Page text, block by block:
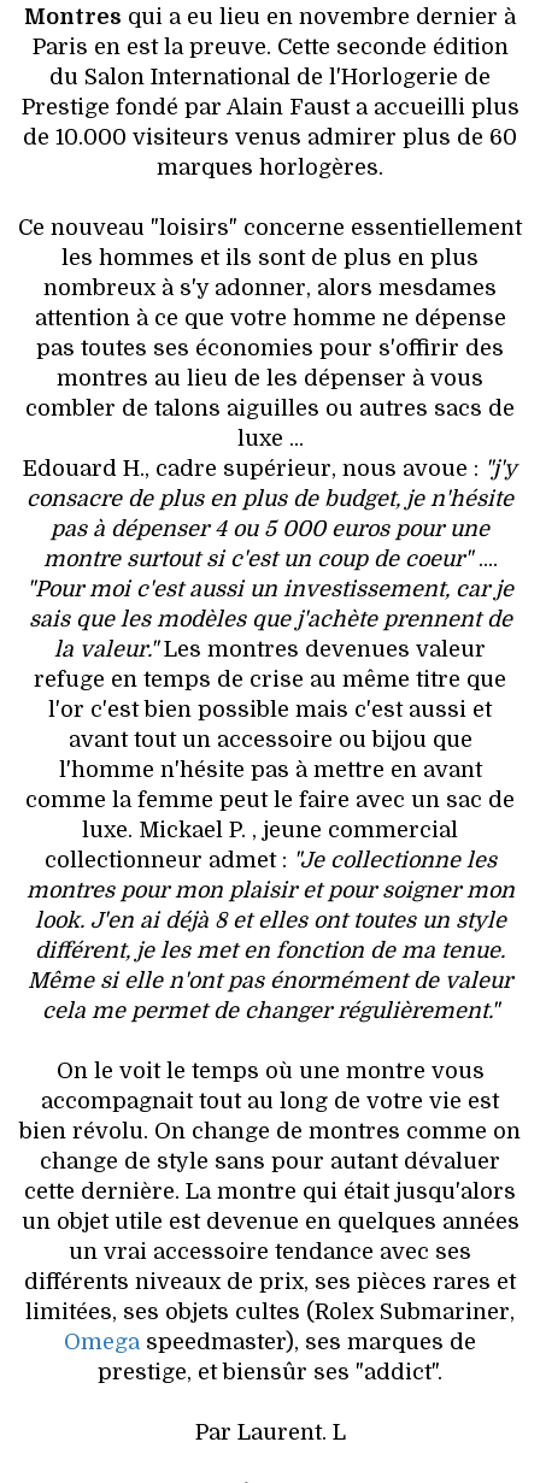
Montres qui a eu lieu en novembre dernier à
Paris en est la preuve. Cette seconde édition
du Salon International de l'Horlogerie de
Prestige fondé par Alain Faust a accueilli plus
de 10.000 visiteurs venus admirer plus de 60
marques horlogères.
Ce nouveau "loisirs" concerne essentiellement
les hommes et ils sont de plus en plus
nombreux à s'y adonner, alors mesdames
attention à ce que votre homme ne dépense
pas toutes ses économies pour s'offirir des
montres au lieu de les dépenser à vous
combler de talons aiguilles ou autres sacs de
luxe ...
Edouard H., cadre supérieur, nous avoue : "j'y
consacre de plus en plus de budget, je n'hésite
pas à dépenser 4 ou 5 000 euros pour une
montre surtout si c'est un coup de coeur"....
"Pour moi c'est aussi un investissement, car je
sais que les modèles que j'achète prennent de
la valeur."Les montres devenues valeur
refuge en temps de crise au même titre que
l'or c'est bien possible mais c'est aussi et
avant tout un accessoire ou bijou que
l'homme n'hésite pas à mettre en avant
comme la femme peut le faire avec un sac de
luxe. Mickael P. , jeune commercial
collectionneur admet : "Je collectionne les
montres pour mon plaisir et pour soigner mon
look. J'en ai déjà 8 et elles ont toutes un style
différent, je les met en fonction de ma tenue.
Même si elle n'ont pas énormément de valeur
cela me permet de changer régulièrement."
On le voit le temps où une montre vous
accompagnait tout au long de votre vie est
bien révolu. On change de montres comme on
change de style sans pour autant dévaluer
cette dernière. La montre qui était jusqu'alors
un objet utile est devenue en quelques années
un vrai accessoire tendance avec ses
différents niveaux de prix, ses pièces rares et
limitées, ses objets cultes (Rolex Submariner,
Omegaspeedmaster), ses marques de
prestige, et biensûr ses "addict".
Par Laurent. L